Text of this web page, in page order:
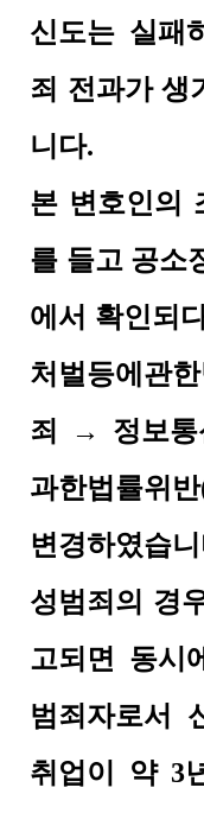
신도는 실패
죄 전과가 생
니다.
본 변호인의
를 들고 공소
에서 확인되
처벌등에관
죄 → 정보통
과한법률위
변경하였습
성범죄의 경
고되면 동시
범죄자로서
취업이 약 3